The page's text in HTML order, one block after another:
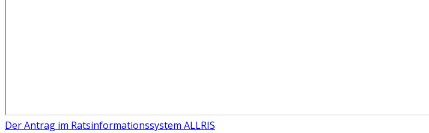
Der Antrag im Ratsinformationssystem ALLRIS